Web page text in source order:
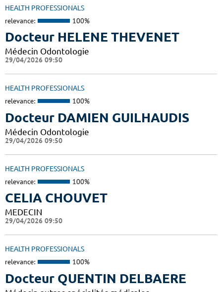
HEALTH PROFESSIONALS
relevance: 100%
Docteur HELENE THEVENET
Médecin Odontologie
29/04/2026 09:50
HEALTH PROFESSIONALS
relevance: 100%
Docteur DAMIEN GUILHAUDIS
Médecin Odontologie
29/04/2026 09:50
HEALTH PROFESSIONALS
relevance: 100%
CELIA CHOUVET
MEDECIN
29/04/2026 09:50
HEALTH PROFESSIONALS
relevance: 100%
Docteur QUENTIN DELBAERE